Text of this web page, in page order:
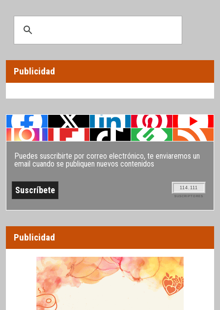
Publicidad
Puedes suscribirte por correo electrónico, te enviaremos un
email cuando se publiquen nuevos contenidos
114.111
SUSCRIPTORES
Publicidad